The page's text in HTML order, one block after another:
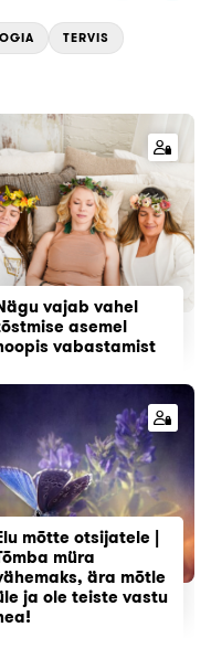
TERVIS
vajab vahel
asemel
vabastamist
mõtte otsijatele |
müra
ära mõtle
ja ole teiste vastu